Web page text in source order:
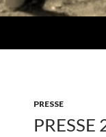
PRESSE